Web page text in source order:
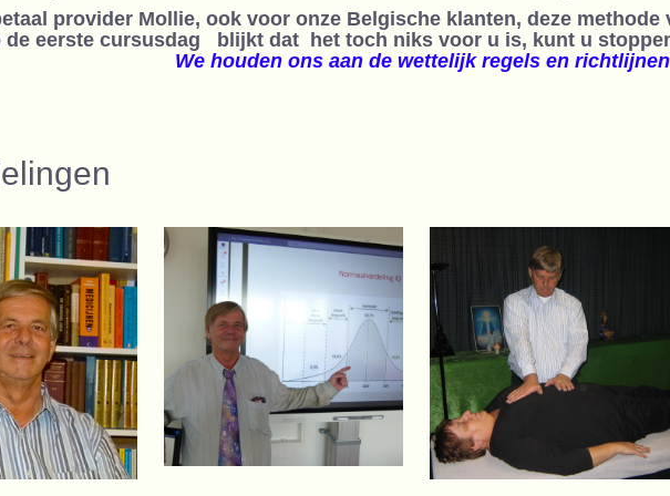
provider Mollie, ook voor onze Belgische klanten, deze
eerste cursusdag blijkt dat het toch niks voor u is, kunt u
We houden ons aan de wettelijk regels en richtlijnen